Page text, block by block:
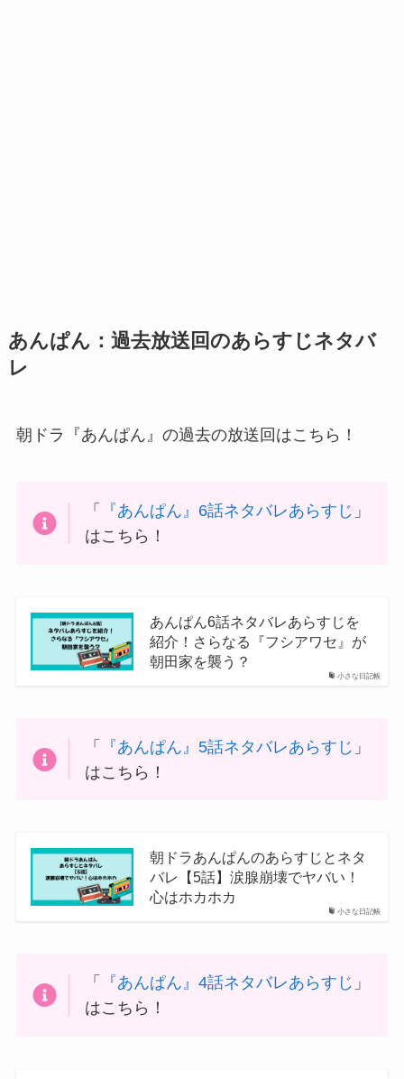
あんぱん：過去放送回のあらすじネタバ
レ
朝ドラ『あんぱん』の過去の放送回はこちら！
「 『あんぱん』6話ネタバレあらすじ 」
はこちら！
小さな日記帳
あんぱん6話ネタバレあらすじを
紹介！さらなる『フシアワセ』が
朝田家を襲う？
「 『あんぱん』5話ネタバレあらすじ 」
はこちら！
小さな日記帳
朝ドラあんぱんのあらすじとネタ
バレ【5話】涙腺崩壊でヤバい！
心はホカホカ
「 『あんぱん』4話ネタバレあらすじ 」
はこちら！